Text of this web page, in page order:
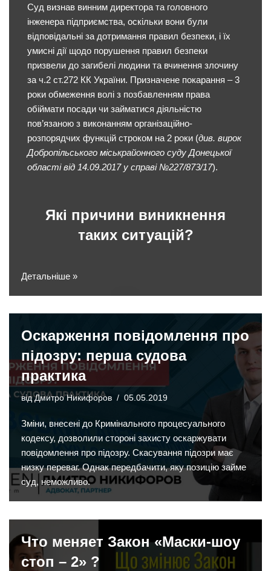
Суд визнав винним директора та головного
інженера підприємства, оскільки вони були
відповідальні за дотримання правил безпеки, і їх
умисні дії щодо порушення правил безпеки
призвели до загибелі людини та вчинення злочину
за ч.2 ст.272 КК України. Призначене покарання – 3
роки обмеження волі з позбавленням права
обіймати посади чи займатися діяльністю
пов’язаною з виконанням організаційно-
розпорядчих функцій строком на 2 роки (див. вирок
Добропільського міськрайонного суду Донецької
області від 14.09.2017 у справі №227/873/17).
Які причини виникнення
таких ситуацій?
Детальніше »
Оскарження повідомлення про
підозру: перша судова
практика
відДмитро Никифоров 05.05.2019
Зміни, внесені до Кримінального процесуального
кодексу, дозволили стороні захисту оскаржувати
повідомлення про підозру. Скасування підозри має
низку переваг. Однак передбачити, яку позицію займе
суд, неможливо.
Что меняет Закон «Маски-шоу
стоп – 2» ?